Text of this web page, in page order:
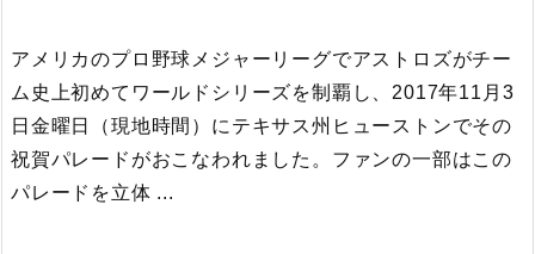
アメリカのプロ野球メジャーリーグでアストロズがチー
ム史上初めてワールドシリーズを制覇し、2017年11月3
日金曜日（現地時間）にテキサス州ヒューストンでその
祝賀パレードがおこなわれました。 ファンの一部はこの
パレードを立体 ...